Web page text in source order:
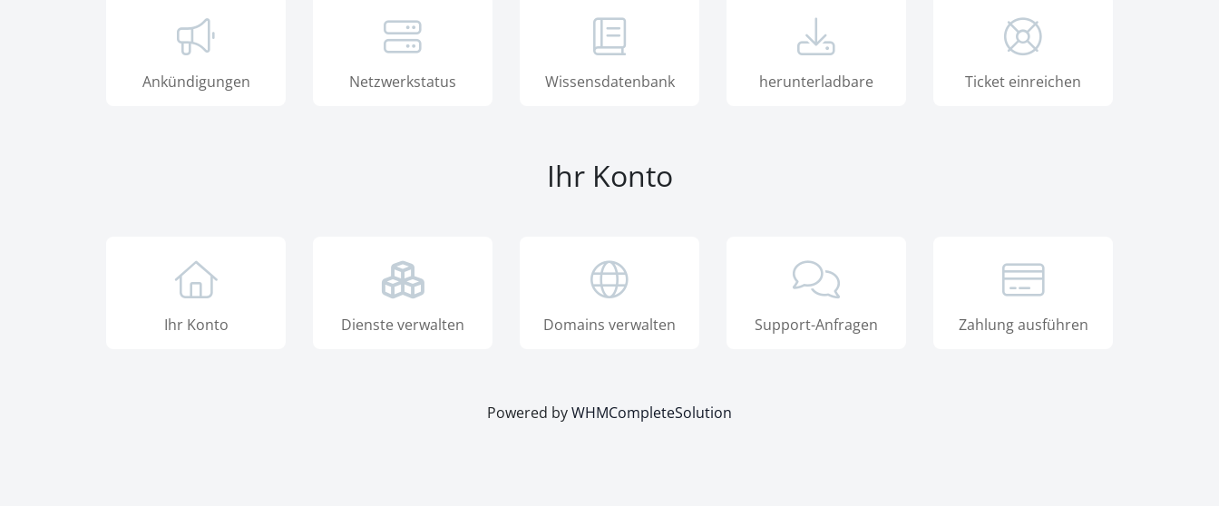
Ankündigungen Netzwerkstatus Wissensdatenbank herunterladbare Ticket einreichen
Ihr Konto
Ihr Konto Dienste verwalten Domains verwalten Support-Anfragen Zahlung ausführen
Powered byWHMCompleteSolution